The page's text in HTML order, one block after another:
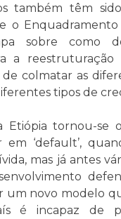
também têm
o Enquadramento
sobre como
a reestruturação
colmatar as
tipos de
Etiópia tornou-se
em ‘default’,
mas já antes
um novo modelo
é incapaz de